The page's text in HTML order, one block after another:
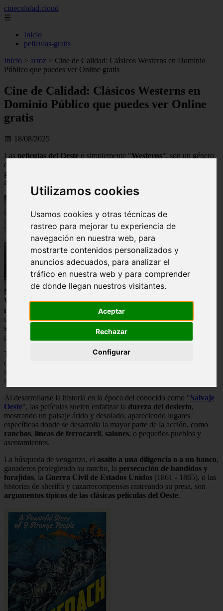
Utilizamos cookies
Usamos cookies y otras técnicas de
rastreo para mejorar tu experiencia de
navegación en nuestra web, para
mostrarte contenidos personalizados y
anuncios adecuados, para analizar el
tráfico en nuestra web y para comprender
de donde llegan nuestros visitantes.
Aceptar
Rechazar
Configurar
cinecalidad.cloud
☰
Inicio
peliculas-gratis
Inicio > arroz > Cine de Calidad: Clásicos Westerns en Dominio
Público que puedes ver Online gratis
Cine de Calidad: Clásicos Westerns en
Dominio Público que puedes ver Online
gratis
📅 18/08/2025
Las películas del Oeste o simplemente "Westerns", son un género
específico del cine que nos cuenta historias ambientadas por lo
general en la segunda mitad del siglo XIX en el
americano
Westernsse centran habitualmente en la vida de unvaquero
nómada o pistolero
que monta a caballo, que suele ir armado con
un rifle o pistola, y una vestimenta típica que incluye elclásico
sombrero Stetson
(el sombrero preferido de Buffalo Bill),
pañuelos, espuelas, botas de vaquero y pieles de ante.
También suelen ser recurrentes muchos de los personajes que
completan la trama del film, como
sheriffs o agentes de la ley, soldados,
supuesto
Al desarrollarse la historia en la época del conocido como "Salvaje
Oeste", las películas suelen enfatizar la dureza del desierto,
mostrando un paisaje árido y desolado, apareciendo lugares
específicos donde se desarrolla la mayor parte de la acción, como
ranchos, líneas de ferrocarril, salones, o pequeños pueblos y
asentamientos.
La búsqueda de venganza, el asalto a una diligencia o a un banco,
ganaderos protegiendo su rancho, la persecución de bandidos y
forajidos, la Guerra Civil de Estados Unidos (1861 - 1865), o las
historias de sheriffs y cazarrecompensas rastreando su presa, son
argumentos típicos de las clásicas películas del Oeste.